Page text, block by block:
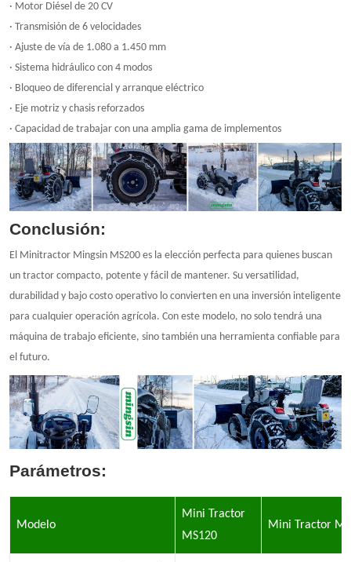
· Motor Diésel de 20 CV
· Transmisión de 6 velocidades
· Ajuste de vía de 1.080 a 1.450 mm
· Sistema hidráulico con 4 modos
· Bloqueo de diferencial y arranque eléctrico
· Eje motriz y chasis reforzados
· Capacidad de trabajar con una amplia gama de implementos
Conclusión:
El Minitractor Mingsin MS200 es la elección perfecta para quienes buscan
un tractor compacto, potente y fácil de mantener. Su versatilidad,
durabilidad y bajo costo operativo lo convierten en una inversión inteligente
para cualquier operación agrícola. Con este modelo, no solo tendrá una
máquina de trabajo eficiente, sino también una herramienta confiable para
el futuro.
Parámetros:
Modelo
Mini Tractor
MS120
Mini Tractor